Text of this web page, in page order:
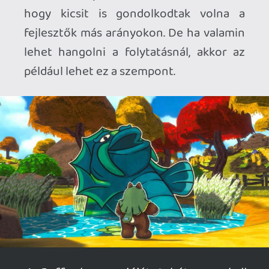
Ahhoz, hogy te is hozzászólj, be kell
bandee23 2025.07.01 01:10:33
Amikor elöször láttam az jutott eszembe,
csak a platformer részek maradnának.
Tetszik a cucc.
mcmacko 2025.06.30 15:06:38 #2073q
A játék maga full 3d! A 2,5D a motor miatt
volt annak idején (pl. nem lehetett szoba-
szoba alatt), nem a spriteok miatt.
Necroman Mk2 2025.06.30 14:38:11
Necroman Mk2 2025.06.30 14:38:11 #2073k